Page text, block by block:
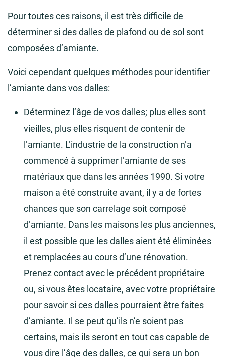
Pour toutes ces raisons, il est très difficile de
déterminer si des dalles de plafond ou de sol sont
composées d’amiante.
Voici cependant quelques méthodes pour identifier
l’amiante dans vos dalles:
Déterminez l’âge de vos dalles; plus elles sont
vieilles, plus elles risquent de contenir de
l’amiante. L’industrie de la construction n’a
commencé à supprimer l’amiante de ses
matériaux que dans les années 1990. Si votre
maison a été construite avant, il y a de fortes
chances que son carrelage soit composé
d’amiante. Dans les maisons les plus anciennes,
il est possible que les dalles aient été éliminées
et remplacées au cours d’une rénovation.
Prenez contact avec le précédent propriétaire
ou, si vous êtes locataire, avec votre propriétaire
pour savoir si ces dalles pourraient être faites
d’amiante. Il se peut qu’ils n’e soient pas
certains, mais ils seront en tout cas capable de
vous dire l’âge des dalles, ce qui sera un bon